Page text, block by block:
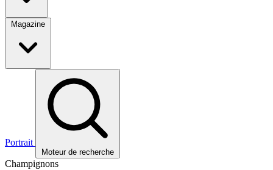
Magazine
Portrait
Moteur de recherche
Champignons